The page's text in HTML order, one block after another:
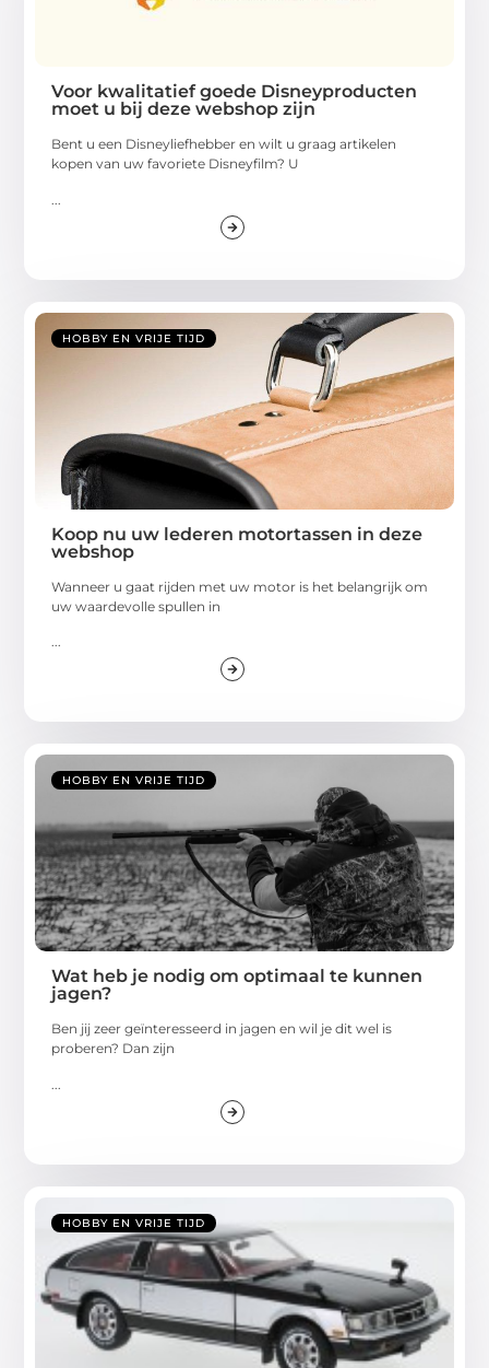
Voor kwalitatief goede Disneyproducten
moet u bij deze webshop zijn
Bent u een Disneyliefhebber en wilt u graag artikelen
kopen van uw favoriete Disneyfilm? U
HOBBY EN VRIJE TIJD
Koop nu uw lederen motortassen in deze
webshop
Wanneer u gaat rijden met uw motor is het belangrijk om
uw waardevolle spullen in
...
HOBBY EN VRIJE TIJD
Wat heb je nodig om optimaal te kunnen
jagen?
Ben jij zeer geïnteresseerd in jagen en wil je dit wel is
proberen? Dan zijn
HOBBY EN VRIJE TIJD